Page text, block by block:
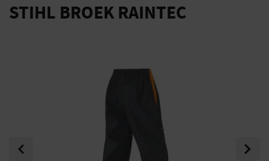
STIHL BROEK RAINTEC
Previous Next